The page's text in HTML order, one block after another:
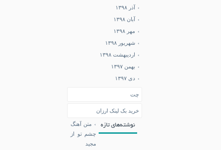
آذر ۱۳۹۸
آبان ۱۳۹۸
مهر ۱۳۹۸
شهریور ۱۳۹۸
اردیبهشت ۱۳۹۸
بهمن ۱۳۹۷
دی ۱۳۹۷
چت
خرید بک لینک ارزان
نوشته‌های تازه
متن آهنگ
چشم تو از
مجید